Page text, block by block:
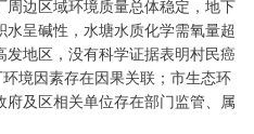
边区域环境质量总体稳定，地下
呈碱性，水塘水质化学需氧量超
地区，没有科学证据表明村民癌
境因素存在因果关联；市生态环
及区相关单位存在部门监管、属